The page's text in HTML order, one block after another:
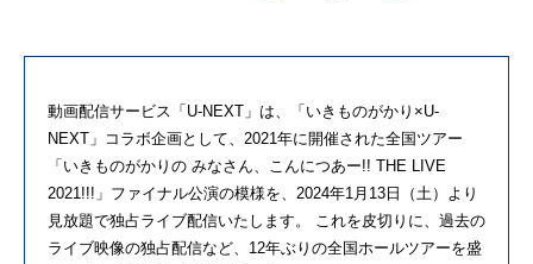
動画配信サービス「U-NEXT」は、「いきものがかり×U-
NEXT」コラボ企画として、2021年に開催された全国ツアー
「いきものがかりの みなさん、こんにつあー!! THE LIVE
2021!!!」ファイナル公演の模様を、2024年1月13日（土）より
見放題で独占ライブ配信いたします。 これを皮切りに、過去の
ライブ映像の独占配信など、12年ぶりの全国ホールツアーを盛